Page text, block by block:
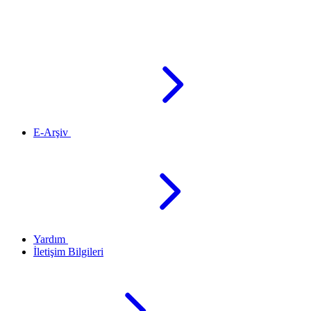
E-Arşiv
Yardım
İletişim Bilgileri